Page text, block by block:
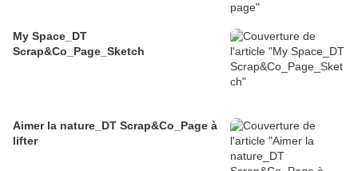
My Space_DT
Scrap&Co_Page_Sketch
Aimer la nature_DT Scrap&Co_Page à
lifter